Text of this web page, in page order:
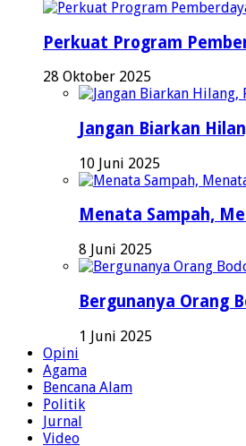
Perkuat Program
28 Oktober 2025
Jangan Biarkan
10 Juni 2025
Menata Sampah,
8 Juni 2025
Bergunanya Orang
1 Juni 2025
Opini
Agama
Bencana Alam
Politik
Jurnal
Video